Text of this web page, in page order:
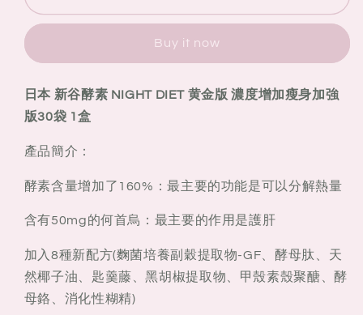
本
谷
素
NIGHT
黄
金
濃
增
加
瘦
本
谷
素
金
濃
增
加
瘦
Buy it now
日本 新谷酵素 NIGHT DIET 黄金版 濃度增加瘦身加強
版30袋 1盒
產品簡介：
酵素含量增加了160%：最主要的功能是可以分解熱量
含有50mg的何首烏：最主要的作用是護肝
加入8種新配方(麴菌培養副穀提取物-GF、酵母肽、天
然椰子油、匙羹藤、黑胡椒提取物、甲殼素殼聚醣、酵
母鉻、消化性糊精)